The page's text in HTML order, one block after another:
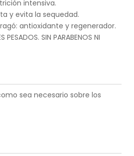
intensiva.
y evita la sequedad.
antioxidante y regenerador.
PESADOS. SIN PARABENOS NI
sea necesario sobre los